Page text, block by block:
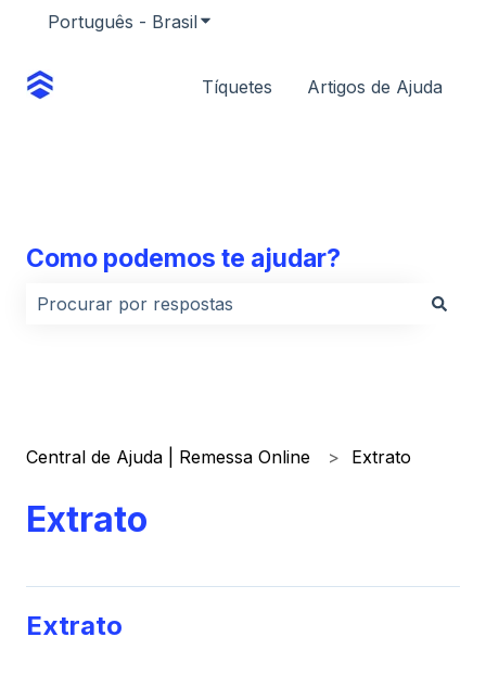
Português - BrasilMostrar submenu para traduções
Tíquetes Artigos de Ajuda
Como podemos te ajudar?
Central de Ajuda | Remessa Online Extrato
Extrato
Extrato